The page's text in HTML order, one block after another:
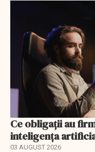
Ce obligații au
inteligența
03 AUGUST 2026